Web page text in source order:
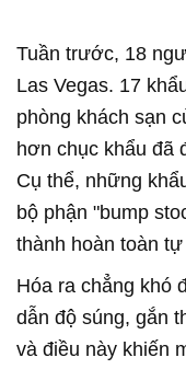
Tuần trước, 18
Las Vegas. 17
phòng khách sạn
hơn chục khẩu đã
Cụ thể, những
bộ phận "bump
thành hoàn toàn
Hóa ra chẳng khó
dẫn độ súng, gắn
và điều này khiến